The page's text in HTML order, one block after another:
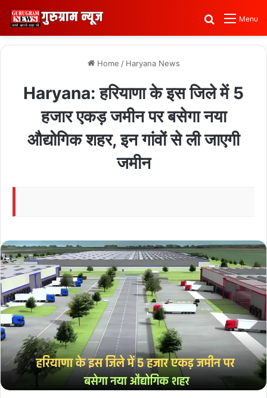
Menu
Search for
Home / Haryana News
Haryana: हरियाणा के इस जिले में 5
हजार एकड़ जमीन पर बसेगा नया
औद्योगिक शहर, इन गांवों से ली जाएगी
जमीन